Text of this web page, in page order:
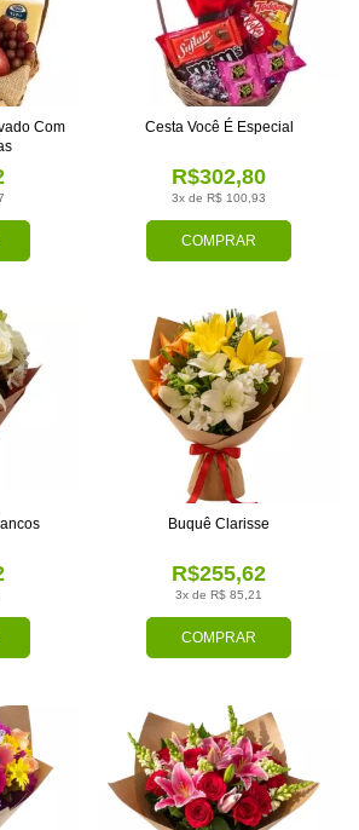
Com
COMPRAR
3x de R$ 100,93
R$302,80
Cesta Você É Especial
COMPRAR
3x de R$ 85,21
R$255,62
Buquê Clarisse